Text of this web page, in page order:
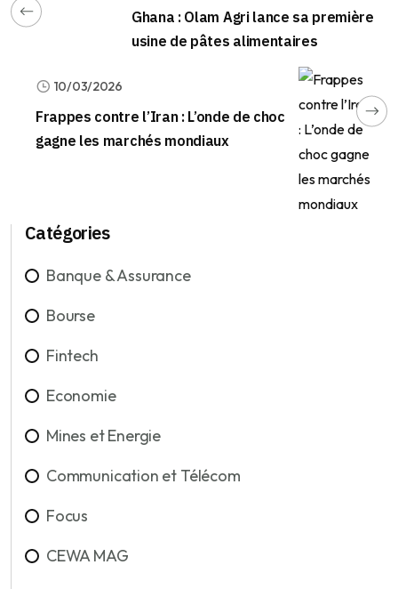
Ghana : Olam Agri lance sa première
usine de pâtes alimentaires
10/03/2026
Frappes contre l’Iran : L’onde de choc
gagne les marchés mondiaux
Catégories
Banque & Assurance
Bourse
Fintech
Economie
Mines et Energie
Communication et Télécom
Focus
CEWA MAG